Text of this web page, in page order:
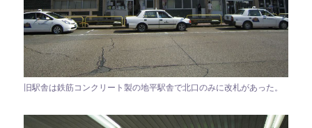
旧駅舎は鉄筋コンクリート製の地平駅舎で北口のみに改札があった。